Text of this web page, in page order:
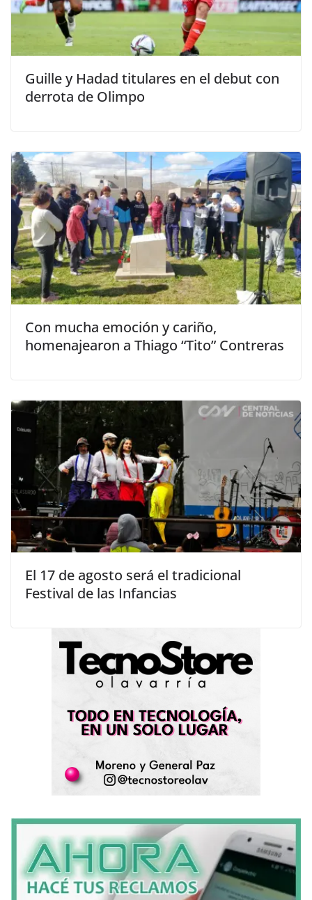
Guille y Hadad titulares en el debut con
derrota de Olimpo
Con mucha emoción y cariño,
homenajearon a Thiago “Tito” Contreras
El 17 de agosto será el tradicional
Festival de las Infancias